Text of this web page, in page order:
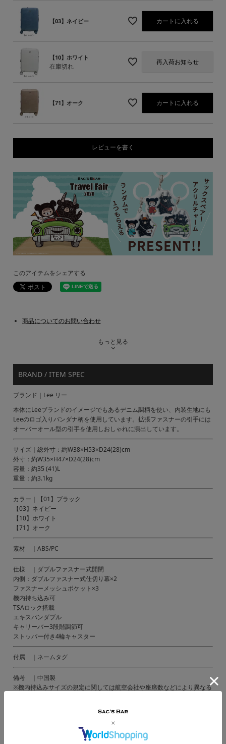
【03】ネイビー カートに入れる
【10】ホワイト
在庫切れ
再入荷お知らせ
【71】オーク カートに入れる
レビューを書く
このアイテムをシェアする
商品についてのお問い合わせ
もっと見る
BRAND / ITEM SPEC
ブランド｜Lee リー
本体にLeeブランドのイメージでもあるデニム調柄を使い、内装生地にも
Leeのロゴ入りバンダナ柄を使用しています。拡張ファスナーの引手には
オーバーオール型の引手を使用しおしゃれに演出しています。
サイズ｜総外寸：約W38×H53×D24(28)cm
外寸：約W35×H47×D24(28)cm
容量：約35 (41)L
重量：約3.1kg
カラー｜【01】ブラック
【03】ネイビー
【10】ホワイト
【71】オーク
素材 ｜ABS/PC
仕様 ｜ダブルファスナー式開閉
内側：ダブルファスナー式仕切り幕×2
ファスナーメッシュポケット×3
機内持ち込み可
TSAロック搭載
エキスパンダブル
キャリーバー3段階調節可
ストッパー付き4輪キャスター
付属 ｜ネームタグ
備考 ｜中国製
※機内持込みサイズの規定に関しては航空会社や座席数などにより異なる
● 商品の画像は、できるだけ商品に近いカラーにて掲載をしております。